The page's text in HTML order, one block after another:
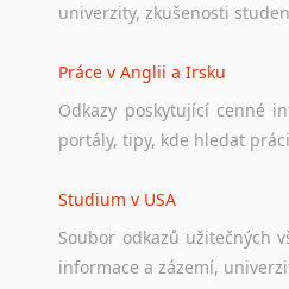
univerzity, zkušenosti
Práce v Anglii a Irsku
Odkazy poskytující cenné
portály, tipy, kde hledat práci
Studium v USA
Soubor odkazů užitečných
informace a zázemí,